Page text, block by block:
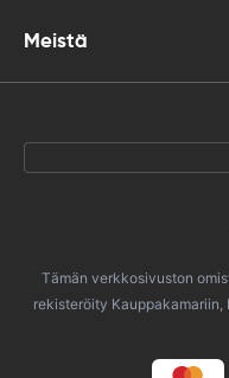
Meistä
Tämän verkkosivuston
rekisteröity